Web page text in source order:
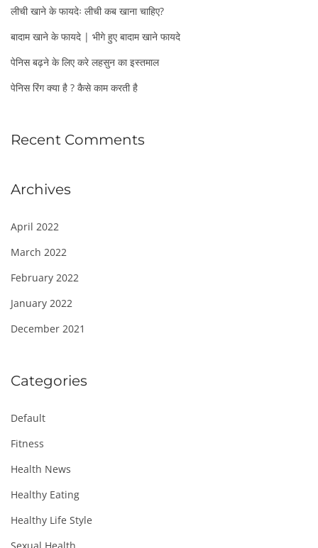
r
:
लीची खाने के फायदेः लीची कब खाना चाहिए?
बादाम खाने के फायदे | भीगे हुए बादाम खाने फायदे
पेनिस बढ़ने के लिए करे लहसुन का इस्तमाल
पेनिस रिंग क्या है ? कैसे काम करती है
Recent Comments
Archives
April 2022
March 2022
February 2022
January 2022
December 2021
Categories
Default
Fitness
Health News
Healthy Eating
Healthy Life Style